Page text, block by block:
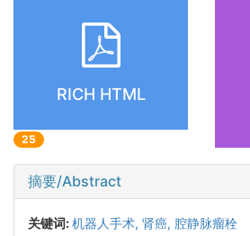
RICH HTML
25
摘要/Abstract
关键词:机器人手术, 肾癌, 腔静脉瘤栓